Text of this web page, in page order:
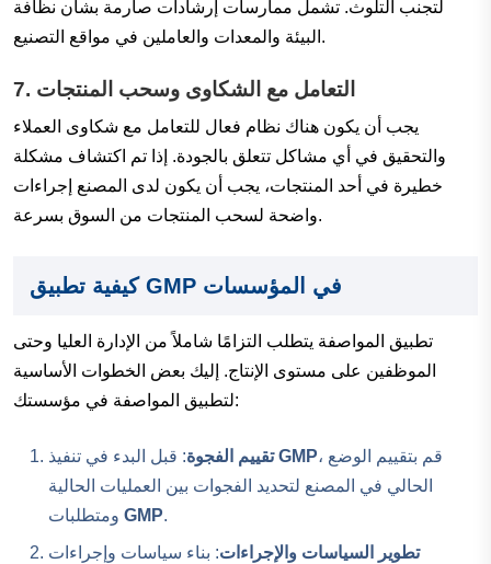
لتجنب التلوث. تشمل ممارسات إرشادات صارمة بشأن نظافة
البيئة والمعدات والعاملين في مواقع التصنيع.
7. التعامل مع الشكاوى وسحب المنتجات
يجب أن يكون هناك نظام فعال للتعامل مع شكاوى العملاء
والتحقيق في أي مشاكل تتعلق بالجودة. إذا تم اكتشاف مشكلة
خطيرة في أحد المنتجات، يجب أن يكون لدى المصنع إجراءات
واضحة لسحب المنتجات من السوق بسرعة.
كيفية تطبيق GMP في المؤسسات
تطبيق المواصفة يتطلب التزامًا شاملاً من الإدارة العليا وحتى
الموظفين على مستوى الإنتاج. إليك بعض الخطوات الأساسية
لتطبيق المواصفة في مؤسستك:
تقييم الفجوة: قبل البدء في تنفيذGMP، قم بتقييم الوضع
الحالي في المصنع لتحديد الفجوات بين العمليات الحالية
GMP.
تطوير السياسات والإجراءات: بناء سياسات وإجراءات